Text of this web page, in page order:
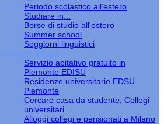
Periodo scolastico all'estero
Studiare in...
Borse di studio all'estero
Summer school
Soggiorni linguistici
Collegi e alloggi
Servizio abitativo gratuito in
Piemonte EDISU
Residenze universitarie EDSU
Piemonte
Cercare casa da studente, Collegi
universitari
Alloggi collegi e pensionati a Milano